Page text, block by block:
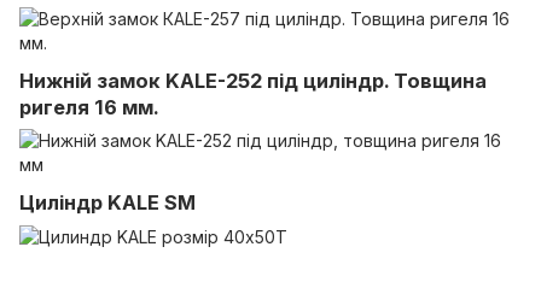
Нижній замок KALE-252 під циліндр. Товщина
ригеля 16 мм.
Циліндр KALE SM